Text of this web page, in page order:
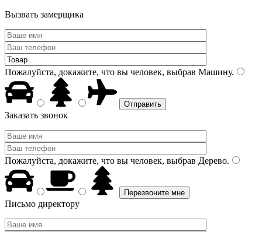
Вызвать замерщика
Пожалуйста, докажите, что вы человек, выбрав Машину.
Заказать звонок
Пожалуйста, докажите, что вы человек, выбрав Дерево.
Письмо директору